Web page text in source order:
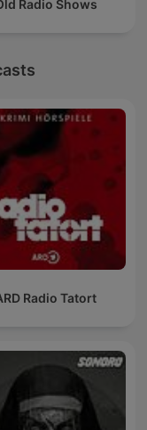
Radio Shows
Radio Tatort